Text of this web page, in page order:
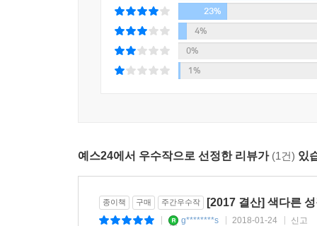
『아몬드』로 제10회 창비청소년문학상을 받았
소설미학이 돋보인다”는 평을 얻으며 제5회 제
관계에 깃든 아름다움에서 문학적으로 의미 있는
독자들의 열띤 반응을 이끌어냈다. 구체적인 이
『아몬드』는 ‘가슴이 머리를 지배할 수 있다’
불능증’을 앓고 있는지도 모른다. 그리고 이 소설
있을지도. 긴 겨울의 끝에 봄이 온다. 봄이면 식
23%
4%
0%
1%
예스24에서 우수작으로 선정한 리뷰가 (1건) 있
종이책 구매 주간우수작 [2017 결산] 색다른
g********s 2018-01-24 신고